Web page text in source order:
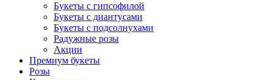
Букеты с гипсофилой
Букеты с диантусами
Букеты с подсолнухами
Радужные розы
Акции
Премиум букеты
Розы